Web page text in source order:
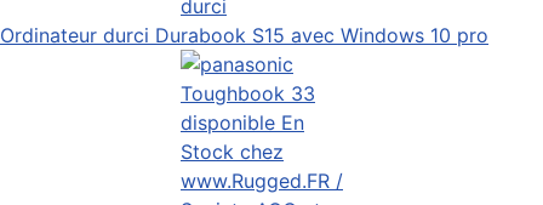
Ordinateur durci Durabook S15 avec Windows 10 pro